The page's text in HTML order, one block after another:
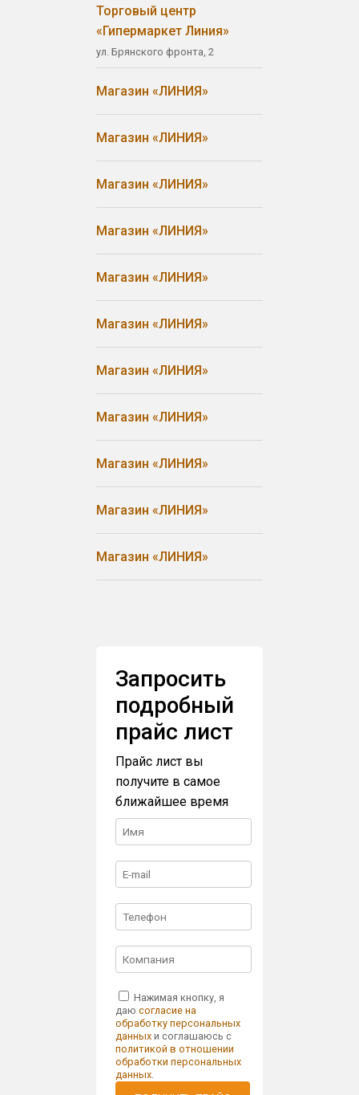
Торговый центр
«Гипермаркет Линия»
ул. Брянского фронта, 2
Магазин «ЛИНИЯ»
Магазин «ЛИНИЯ»
Магазин «ЛИНИЯ»
Магазин «ЛИНИЯ»
Магазин «ЛИНИЯ»
Магазин «ЛИНИЯ»
Магазин «ЛИНИЯ»
Магазин «ЛИНИЯ»
Магазин «ЛИНИЯ»
Магазин «ЛИНИЯ»
Магазин «ЛИНИЯ»
Запросить
подробный
прайс лист
Прайс лист вы
получите в самое
ближайшее время
Нажимая кнопку, я
даюсогласие на
обработку персональных
данных и соглашаюсь с
политикой в отношении
обработки персональных
данных.